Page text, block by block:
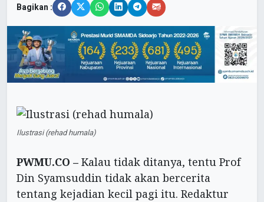
Bagikan :
Ilustrasi (rehad humala)
PWMU.CO – Kalau tidak ditanya, tentu Prof
Din Syamsuddin tidak akan bercerita
tentang kejadian kecil pagi itu. Redaktur